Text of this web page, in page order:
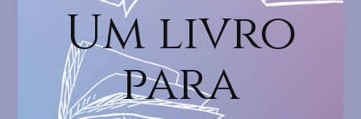
Um livro
para